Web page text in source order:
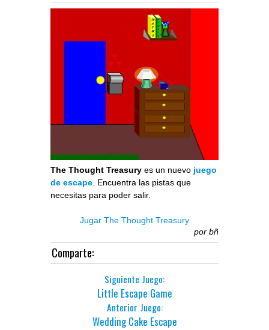
The Thought Treasury es un nuevo juego
de escape . Encuentra las pistas que
necesitas para poder salir.
Jugar The Thought Treasury
por bñ
Comparte:
Siguiente Juego:
Little Escape Game
Anterior Juego:
Wedding Cake Escape